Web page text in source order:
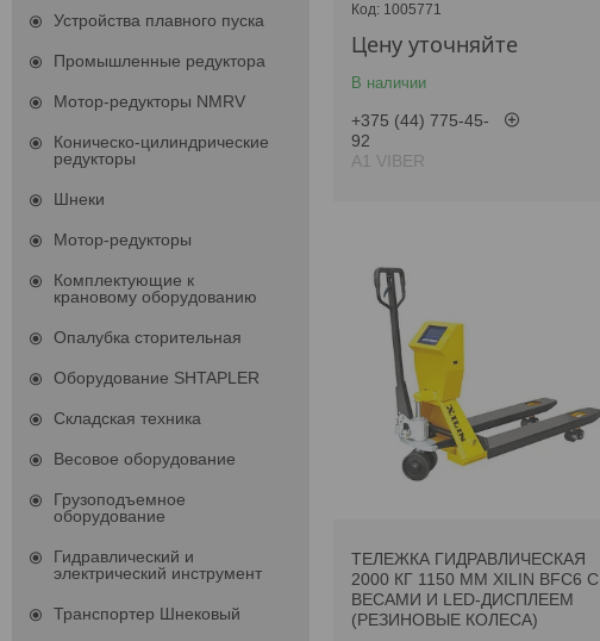
1005771
Цену уточняйте
В наличии
+375 (44) 775-45-
92
А1 VIBER
ТЕЛЕЖКА ГИДРАВЛИЧЕСКАЯ
2000 КГ 1150 ММ XILIN BFC6 С
ВЕСАМИ И LED-ДИСПЛЕЕМ
(РЕЗИНОВЫЕ КОЛЕСА)
Устройства плавного пуска
Промышленные редуктора
Мотор-редукторы NMRV
Коническо-цилиндрические
редукторы
Шнеки
Мотор-редукторы
Комплектующие к
крановому оборудованию
Опалубка сторительная
Оборудование SHTAPLER
Складская техника
Весовое оборудование
Грузоподъемное
оборудование
Гидравлический и
электрический инструмент
Транспортер Шнековый